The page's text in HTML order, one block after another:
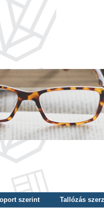
szerint Tallózás